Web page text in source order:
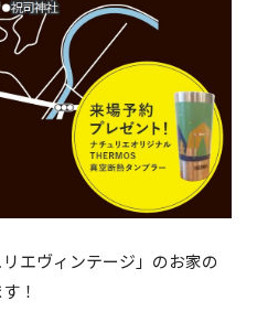
エヴィンテージ」のお家の
！